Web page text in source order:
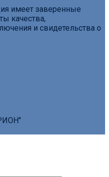
имеет заверенные
качества,
и свидетельства о